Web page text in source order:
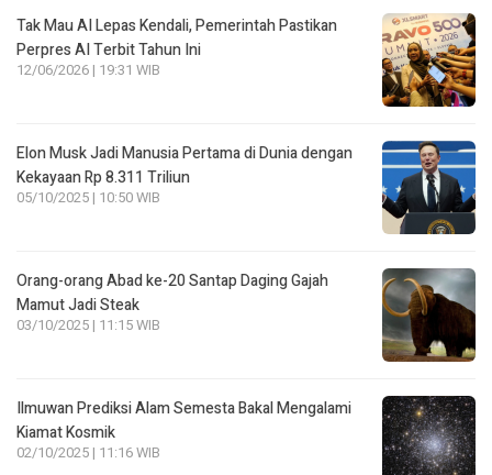
Tak Mau AI Lepas Kendali, Pemerintah Pastikan
Perpres AI Terbit Tahun Ini
12/06/2026 | 19:31 WIB
Elon Musk Jadi Manusia Pertama di Dunia dengan
Kekayaan Rp 8.311 Triliun
05/10/2025 | 10:50 WIB
Orang-orang Abad ke-20 Santap Daging Gajah
Mamut Jadi Steak
03/10/2025 | 11:15 WIB
Ilmuwan Prediksi Alam Semesta Bakal Mengalami
Kiamat Kosmik
02/10/2025 | 11:16 WIB